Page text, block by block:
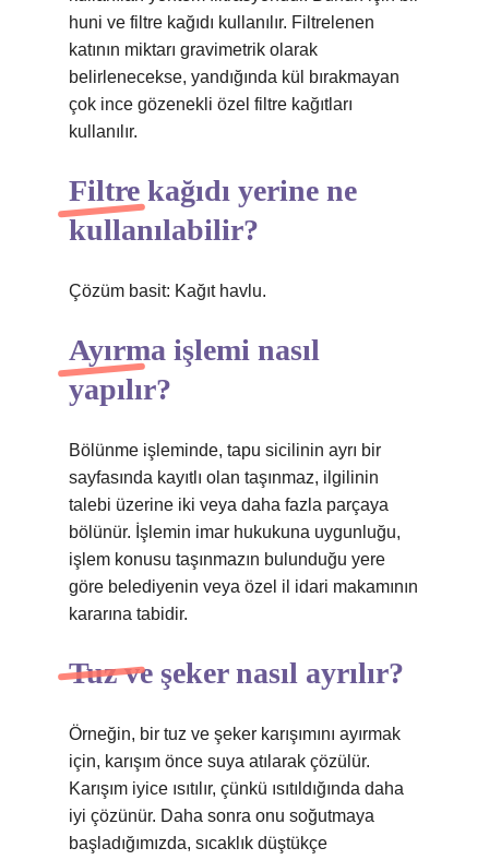
huni ve filtre kağıdı kullanılır. Filtrelenen
katının miktarı gravimetrik olarak
belirlenecekse, yandığında kül bırakmayan
çok ince gözenekli özel filtre kağıtları
kullanılır.
Filtre kağıdı yerine ne
kullanılabilir?
Çözüm basit: Kağıt havlu.
Ayırma işlemi nasıl
yapılır?
Bölünme işleminde, tapu sicilinin ayrı bir
sayfasında kayıtlı olan taşınmaz, ilgilinin
talebi üzerine iki veya daha fazla parçaya
bölünür. İşlemin imar hukukuna uygunluğu,
işlem konusu taşınmazın bulunduğu yere
göre belediyenin veya özel il idari makamının
kararına tabidir.
Tuz ve şeker nasıl ayrılır?
Örneğin, bir tuz ve şeker karışımını ayırmak
için, karışım önce suya atılarak çözülür.
Karışım iyice ısıtılır, çünkü ısıtıldığında daha
iyi çözünür. Daha sonra onu soğutmaya
başladığımızda, sıcaklık düştükçe